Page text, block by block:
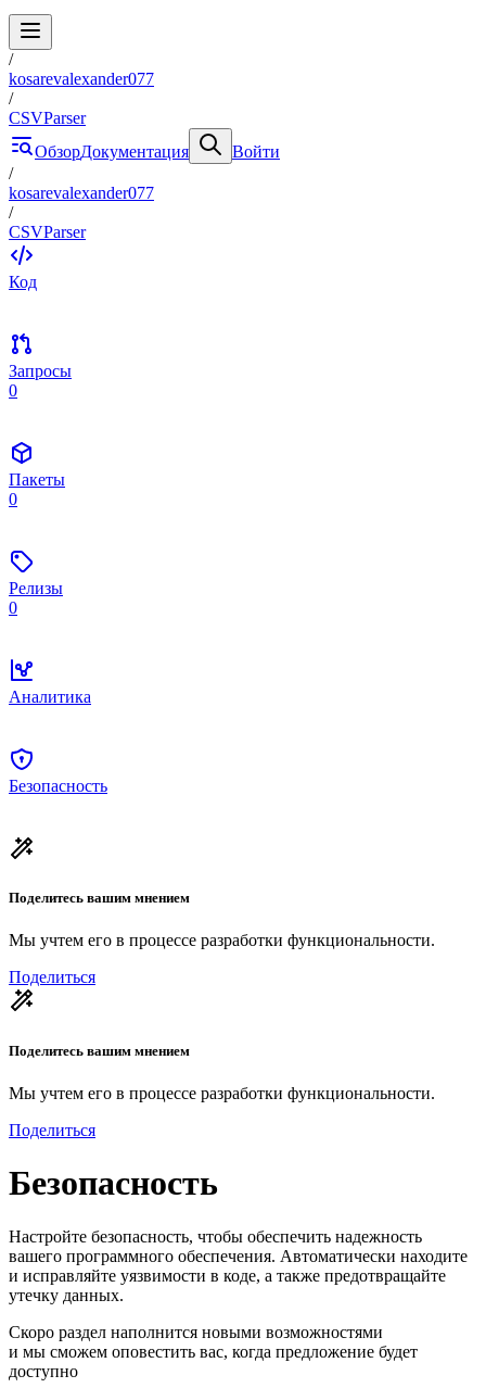
/
kosarevalexander077
/
CSVParser
ОбзорДокументация
Войти
/
kosarevalexander077
/
CSVParser
Код
Запросы
0
Пакеты
0
Релизы
0
Аналитика
Безопасность
Поделитесь вашим мнением
Мы учтем его в процессе разработки функциональности.
Поделиться
Поделитесь вашим мнением
Мы учтем его в процессе разработки функциональности.
Поделиться
Безопасность
Настройте безопасность, чтобы обеспечить надежность
вашего программного обеспечения. Автоматически находите
и исправляйте уязвимости в коде, а также предотвращайте
утечку данных.
Скоро раздел наполнится новыми возможностями
и мы сможем оповестить вас, когда предложение будет
доступно